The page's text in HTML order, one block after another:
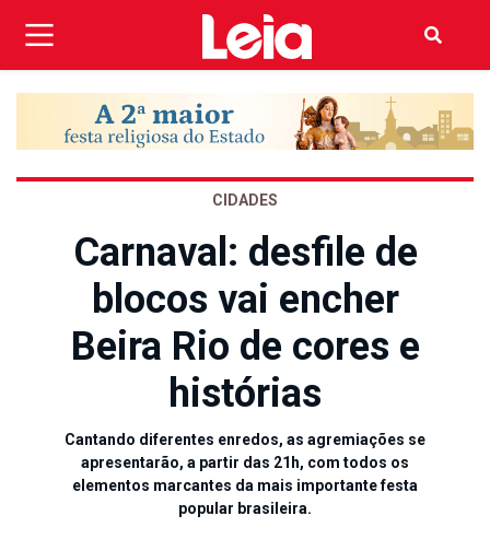
CIDADES
Carnaval: desfile de
blocos vai encher
Beira Rio de cores e
histórias
Cantando diferentes enredos, as agremiações se
apresentarão, a partir das 21h, com todos os
elementos marcantes da mais importante festa
popular brasileira.